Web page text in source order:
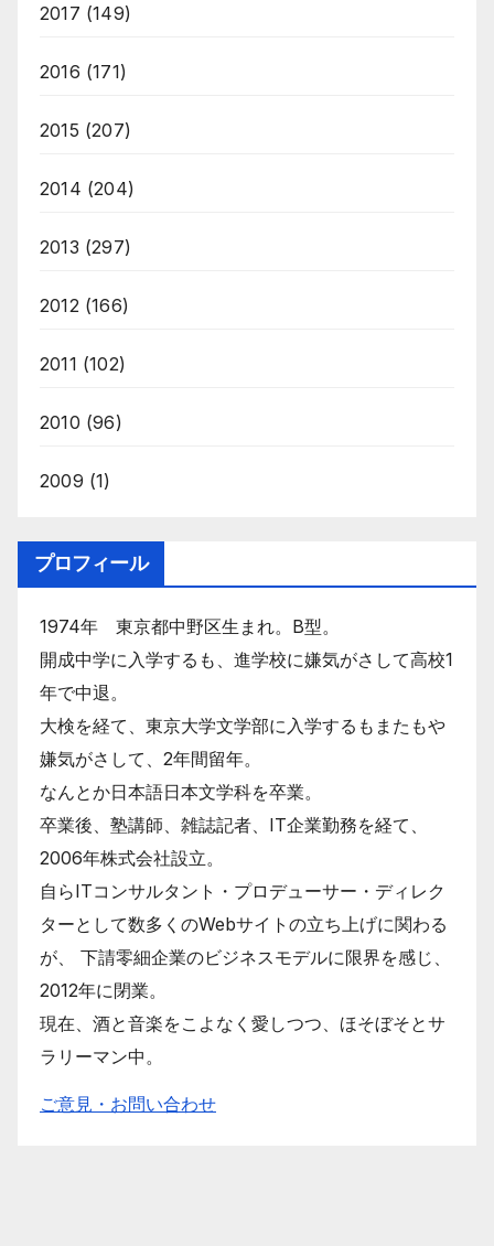
2017 (149)
2016 (171)
2015 (207)
2014 (204)
2013 (297)
2012 (166)
2011 (102)
2010 (96)
2009 (1)
プロフィール
1974年 東京都中野区生まれ。B型。
開成中学に入学するも、進学校に嫌気がさして高校1
年で中退。
大検を経て、東京大学文学部に入学するもまたもや
嫌気がさして、2年間留年。
なんとか日本語日本文学科を卒業。
卒業後、塾講師、雑誌記者、IT企業勤務を経て、
2006年株式会社設立。
自らITコンサルタント・プロデューサー・ディレク
ターとして数多くのWebサイトの立ち上げに関わる
が、 下請零細企業のビジネスモデルに限界を感じ、
2012年に閉業。
現在、酒と音楽をこよなく愛しつつ、ほそぼそとサ
ラリーマン中。
ご意見・お問い合わせ